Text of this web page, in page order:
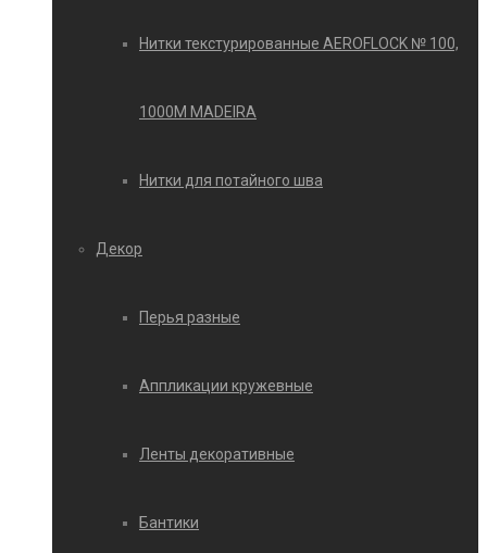
Нитки текстурированные AEROFLOCK № 100,
1000М MADEIRA
Нитки для потайного шва
Декор
Перья разные
Аппликации кружевные
Ленты декоративные
Бантики